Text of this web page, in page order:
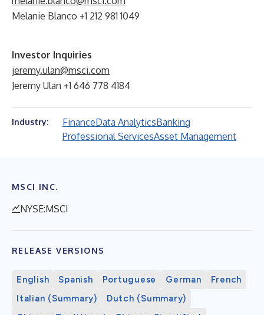
Melanie Blanco +1 212 981 1049
Investor Inquiries
jeremy.ulan@msci.com
Jeremy Ulan +1 646 778 4184
Industry: FinanceData AnalyticsBanking
Professional ServicesAsset Management
MSCI INC.
NYSE:MSCI
RELEASE VERSIONS
English Spanish Portuguese German
French
Italian (Summary)
Dutch (Summary)